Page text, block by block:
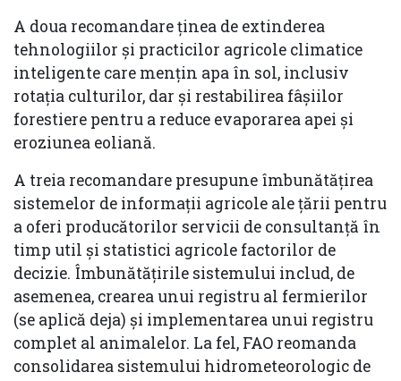
A doua recomandare ținea de extinderea
tehnologiilor și practicilor agricole climatice
inteligente care mențin apa în sol, inclusiv
rotația culturilor, dar și restabilirea fâşiilor
forestiere pentru a reduce evaporarea apei și
eroziunea eoliană.
A treia recomandare presupune îmbunătățirea
sistemelor de informații agricole ale țării pentru
a oferi producătorilor servicii de consultanță în
timp util și statistici agricole factorilor de
decizie. Îmbunătățirile sistemului includ, de
asemenea, crearea unui registru al fermierilor
(se aplică deja) și implementarea unui registru
complet al animalelor. La fel, FAO reomanda
consolidarea sistemului hidrometeorologic de